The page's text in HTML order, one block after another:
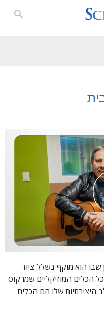
שבו הוא מוקף בשלל ציוד
הכלים המוזיקליים שמרקוס
היצירתיות שלו הם הכלים